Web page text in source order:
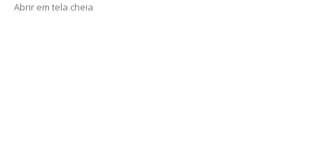
Abrir em tela cheia